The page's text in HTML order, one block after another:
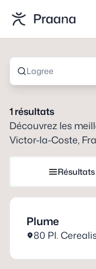
Lagree
1résultats
Découvrez les
Victor-la-Coste,
Résultats
Plume
80 Pl.